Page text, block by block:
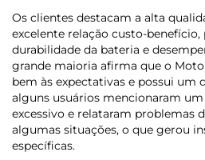
Sensores
Acelerômetro
Proximidade
Luz Ambiente
Giroscópio
Bússola
Impressão Digital
Os clientes destacam a alta
excelente relação custo-
durabilidade da bateria e
grande maioria afirma que o Moto
bem às expectativas e possui um
alguns usuários mencionaram
excessivo e relataram problemas
algumas situações, o que gerou
específicas.